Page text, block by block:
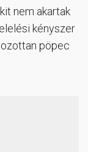
nem akartak
kényszer
pöpec